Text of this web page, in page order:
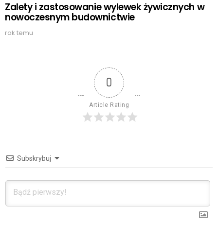
Zalety i zastosowanie wylewek żywicznych w
nowoczesnym budownictwie
rok temu
0
Article Rating
Subskrybuj